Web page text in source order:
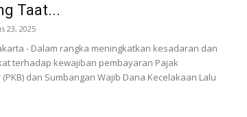
Taat...
23, 2025
- Dalam rangka meningkatkan kesadaran dan
terhadap kewajiban pembayaran Pajak
dan Sumbangan Wajib Dana Kecelakaan Lalu